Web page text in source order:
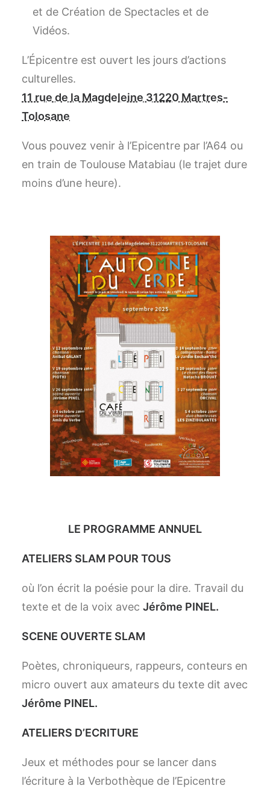
et de Création de Spectacles et de
Vidéos.
L’Épicentre est ouvert les jours d’actions
culturelles.
11 rue de la Magdeleine 31220 Martres-
Tolosane
Vous pouvez venir à l’Epicentre par l’A64 ou
en train de Toulouse Matabiau (le trajet dure
moins d’une heure).
LE PROGRAMME ANNUEL
ATELIERS SLAM POUR TOUS
où l’on écrit la poésie pour la dire. Travail du
texte et de la voix avec Jérôme PINEL.
SCENE OUVERTE SLAM
Poètes, chroniqueurs, rappeurs, conteurs en
micro ouvert aux amateurs du texte dit avec
Jérôme PINEL.
ATELIERS D’ECRITURE
Jeux et méthodes pour se lancer dans
l’écriture à la Verbothèque de l’Epicentre